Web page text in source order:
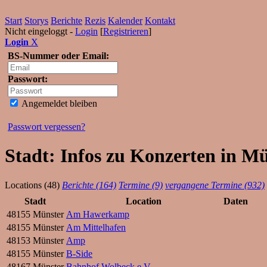
Start Storys Berichte Rezis Kalender Kontakt
Nicht eingeloggt - Login [Registrieren]
Login X
BS-Nummer oder Email:
Passwort:
Angemeldet bleiben
Passwort vergessen?
Stadt: Infos zu Konzerten in
Locations (48) Berichte (164) Termine (9) vergangene Termine (932)
Stadt
Location
Daten
48155 Münster Am Hawerkamp
48155 Münster Am Mittelhafen
48153 Münster Amp
48155 Münster B-Side